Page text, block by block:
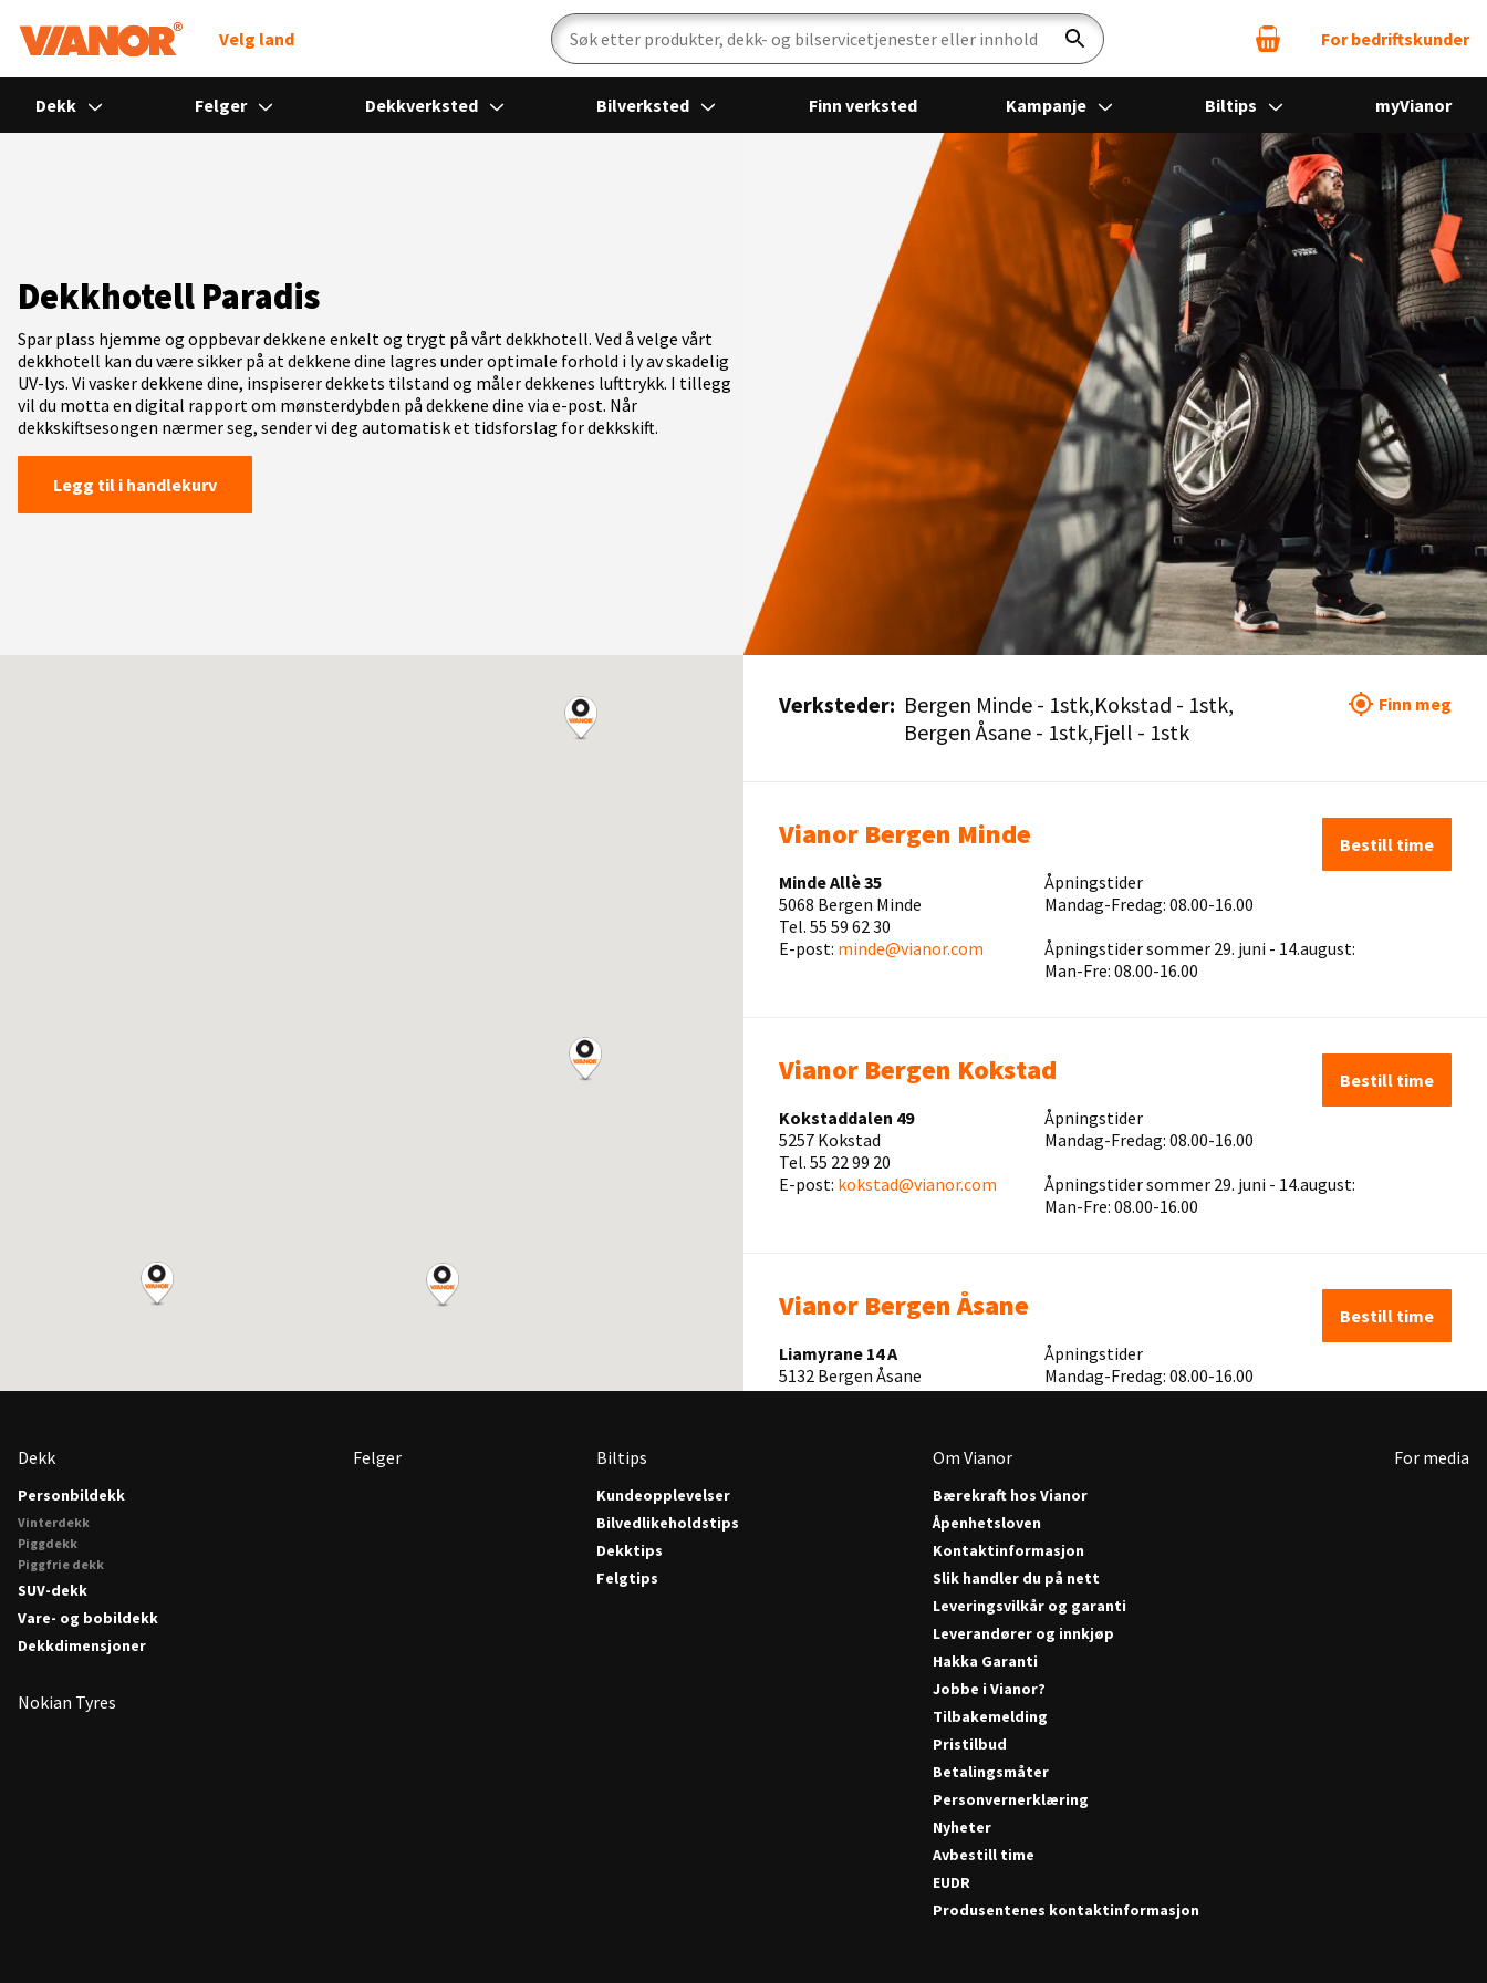
Velg land Søk For bedriftskunder
Dekk Felger Dekkverksted Bilverksted Finn verksted Kampanje Biltips myVianor
Dekkhotell Paradis
Spar plass hjemme og oppbevar dekkene enkelt og trygt på vårt dekkhotell. Ved å velge vårt
dekkhotell kan du være sikker på at dekkene dine lagres under optimale forhold i ly av skadelig
UV-lys. Vi vasker dekkene dine, inspiserer dekkets tilstand og måler dekkenes lufttrykk. I tillegg
vil du motta en digital rapport om mønsterdybden på dekkene dine via e-post. Når
dekkskiftsesongen nærmer seg, sender vi deg automatisk et tidsforslag for dekkskift.
Legg til i handlekurv
Verksteder: Bergen Minde - 1stk Kokstad - 1stk
Bergen Åsane - 1stk Fjell - 1stk
Finn meg
Vianor Bergen Minde
Minde Allè 35
5068 Bergen Minde
Tel. 55 59 62 30
E-post: minde@vianor.com
Åpningstider
Mandag-Fredag: 08.00-16.00
Åpningstider sommer 29. juni - 14.august:
Man-Fre: 08.00-16.00
Bestill time
Vianor Bergen Kokstad
Kokstaddalen 49
5257 Kokstad
Tel. 55 22 99 20
E-post: kokstad@vianor.com
Åpningstider
Mandag-Fredag: 08.00-16.00
Åpningstider sommer 29. juni - 14.august:
Man-Fre: 08.00-16.00
Bestill time
Vianor Bergen Åsane
Liamyrane 14 A
5132 Bergen Åsane
Tel. 55 19 94 40
Åpningstider
Mandag-Fredag: 08.00-16.00
Bestill time
Vianor Sotra (Partner)
Tellnes Næringspark 28
post@tellnesautosenter.no
Åpningstider
Mandag - Fredag kl. 08:00-16:30
Lørdag stengt
Dekk
Personbildekk
Vinterdekk
Piggdekk
Piggfrie dekk
SUV-dekk
Vare- og bobildekk
Dekkdimensjoner
Nokian Tyres
Felger Biltips
Kundeopplevelser
Bilvedlikeholdstips
Dekktips
Felgtips
Om Vianor
Bærekraft hos Vianor
Åpenhetsloven
Kontaktinformasjon
Slik handler du på nett
Leveringsvilkår og garanti
Leverandører og innkjøp
Hakka Garanti
Jobbe i Vianor?
Tilbakemelding
Pristilbud
Betalingsmåter
Personvernerklæring
Nyheter
Avbestill time
EUDR
Produsentenes kontaktinformasjon
For media